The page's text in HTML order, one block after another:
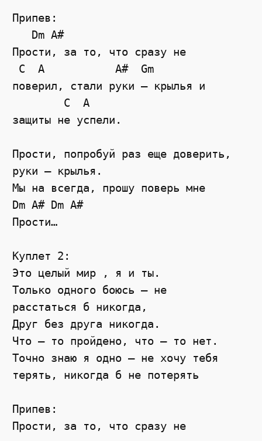
Припев:
   Dm A#
Прости, за то, что сразу не
C  A           A#  Gm
поверил, стали руки – крылья и
        C  A
защиты не успели.
Прости, попробуй раз еще доверить,
руки – крылья.
Мы на всегда, прошу поверь мне
Dm A# Dm A#
Прости…
Куплет 2:
Это целый мир , я и ты.
Только одного боюсь – не
расстаться б никогда,
Друг без друга никогда.
Что – то пройдено, что – то нет.
Точно знаю я одно – не хочу тебя
терять, никогда б не потерять
Припев:
Прости, за то, что сразу не